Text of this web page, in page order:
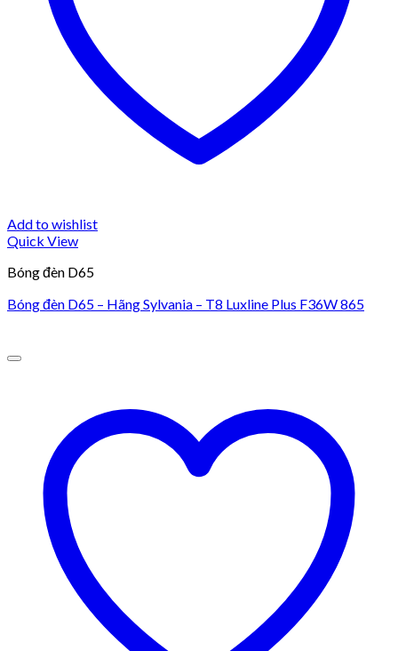
Add to wishlist
Quick View
Bóng đèn D65
Bóng đèn D65 – Hãng Sylvania – T8 Luxline Plus F36W 865